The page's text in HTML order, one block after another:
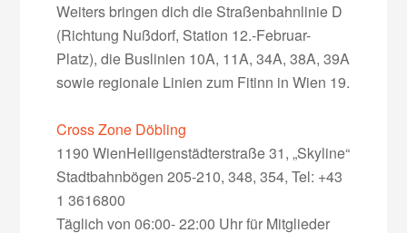
Weiters bringen dich die Straßenbahnlinie D
(Richtung Nußdorf, Station 12.-Februar-
Platz), die Buslinien 10A, 11A, 34A, 38A, 39A
sowie regionale Linien zum Fitinn in Wien 19.
Cross Zone Döbling
1190 WienHeiligenstädterstraße 31, „Skyline“
Stadtbahnbögen 205-210, 348, 354, Tel: +43
1 3616800
Täglich von 06:00- 22:00 Uhr für Mitglieder